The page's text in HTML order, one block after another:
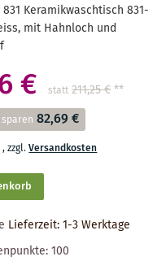
Keramikwaschtisch 831-
mit Hahnloch und
€ statt 211,25 €**
82,69 €
,zzgl.Versandkosten
Lieferzeit: 1-3 Werktage
100